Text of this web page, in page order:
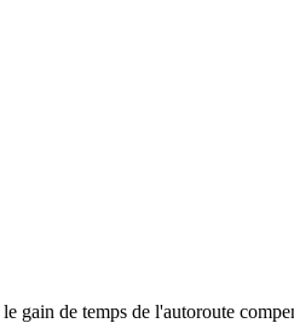
gain de temps de l'autoroute